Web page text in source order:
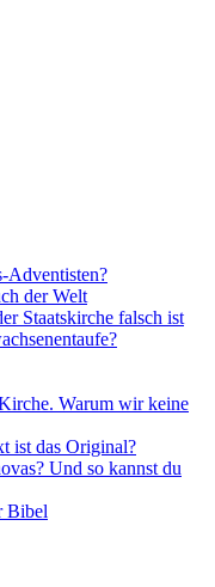
Adventisten?
der Welt
Staatskirche falsch ist
Warum wir keine
ist das Original?
Und so kannst du
Bibel